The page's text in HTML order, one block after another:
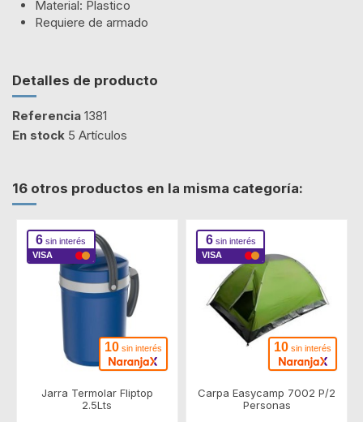
Material: Plastico
Requiere de armado
Detalles de producto
Referencia 1381
En stock 5 Artículos
16 otros productos en la misma categoría:
6 sin interés
VISA
10sin interés
Jarra Termolar Fliptop
2.5Lts
6sin interés
VISA
10 sin interés
Carpa Easycamp 7002 P/2
Personas